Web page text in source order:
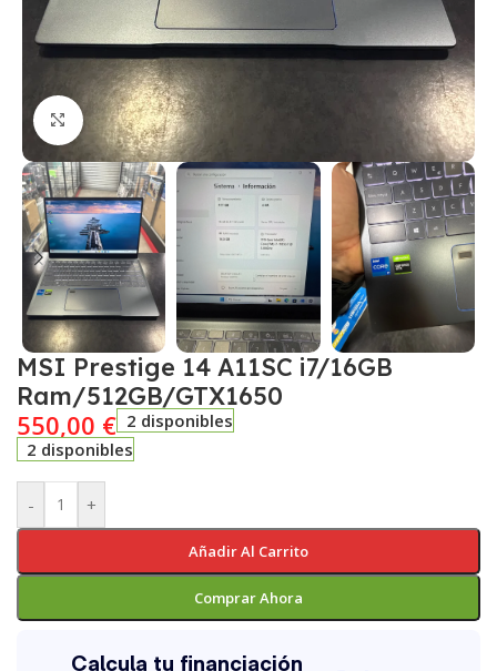
Click to enlarge
MSI Prestige 14 A11SC i7/16GB
Ram/512GB/GTX1650
550,00 € 2 disponibles
2 disponibles
- +
Añadir Al Carrito
Comprar Ahora